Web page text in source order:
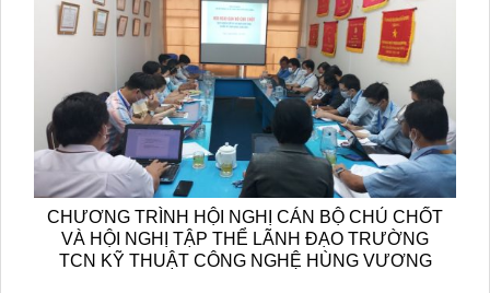
CHƯƠNG TRÌNH HỘI NGHỊ CÁN BỘ CHỦ CHỐT
VÀ HỘI NGHỊ TẬP THỂ LÃNH ĐẠO TRƯỜNG
TCN KỸ THUẬT CÔNG NGHỆ HÙNG VƯƠNG